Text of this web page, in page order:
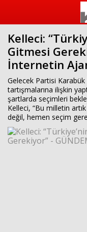
Kelleci:
Gitmesi
İnternetin
Gelecek Partisi
tartışmalarına ilişkin
şartlarda seçimleri
Kelleci, “Bu milletin
değil, hemen seçim